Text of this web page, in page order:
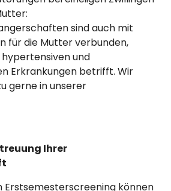
sind auch mit
für die Mutter verbunden,
hypertensiven und
Erkrankungen betrifft. Wir
gerne in unserer
Ihrer
Erstsemesterscreening können